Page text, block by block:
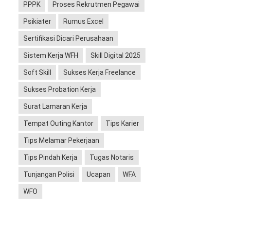
PPPK Proses Rekrutmen Pegawai
Psikiater Rumus Excel
Sertifikasi Dicari Perusahaan
Sistem Kerja WFH Skill Digital 2025
Soft Skill Sukses Kerja Freelance
Sukses Probation Kerja
Surat Lamaran Kerja
Tempat Outing Kantor Tips Karier
Tips Melamar Pekerjaan
Tips Pindah Kerja Tugas Notaris
Tunjangan Polisi Ucapan WFA
WFO